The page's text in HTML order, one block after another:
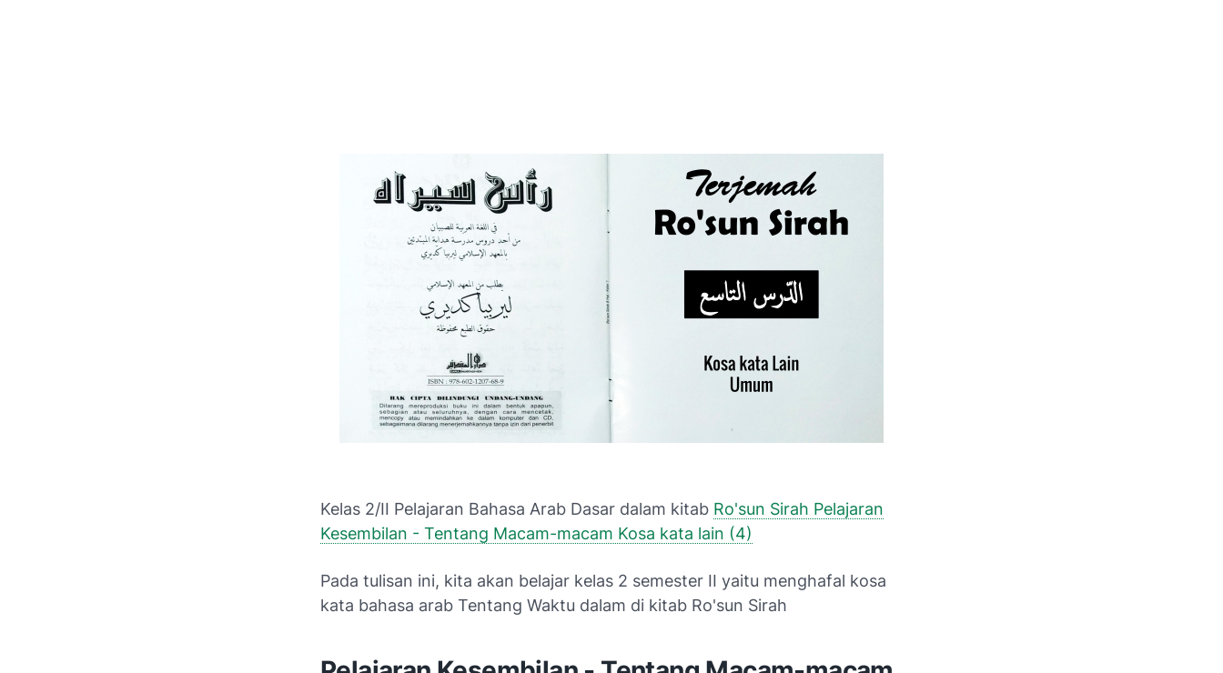
Kelas 2/II Pelajaran Bahasa Arab Dasar dalam kitab Ro'sun Sirah Pelajaran
Kesembilan - Tentang Macam-macam Kosa kata lain (4)
Pada tulisan ini, kita akan belajar kelas 2 semester II yaitu menghafal kosa
kata bahasa arab Tentang Waktu dalam di kitab Ro'sun Sirah